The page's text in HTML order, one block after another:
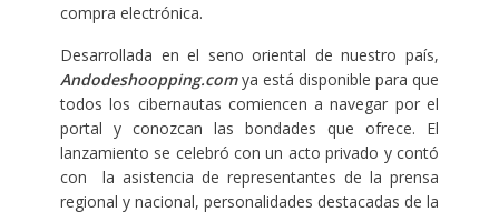
compra electrónica.
Desarrollada en el seno oriental de nuestro país,
Andodeshoopping.comya está disponible para que
todos los cibernautas comiencen a navegar por el
portal y conozcan las bondades que ofrece. El
lanzamiento se celebró con un acto privado y contó
con la asistencia de representantes de la prensa
regional y nacional, personalidades destacadas de la